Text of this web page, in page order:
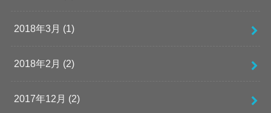
2018年3月 (1)
2018年2月 (2)
2017年12月 (2)